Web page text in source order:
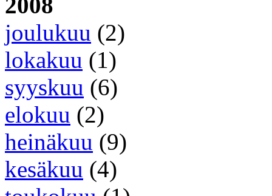
joulukuu (2)
lokakuu (1)
syyskuu (6)
elokuu (2)
heinäkuu (9)
kesäkuu (4)